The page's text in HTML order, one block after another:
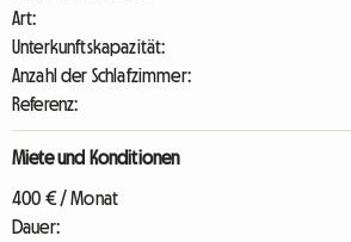
Art:
Unterkunftskapazität:
Anzahl der Schlafzimmer:
Referenz:
Miete und Konditionen
400 € / Monat
Dauer: